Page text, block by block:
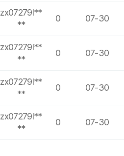
zx07279l**
**
0 07-30
zx07279l**
**
0 07-30
zx07279l**
**
0 07-30
zx07279l**
**
0 07-30